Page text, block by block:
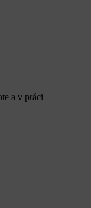
a v práci